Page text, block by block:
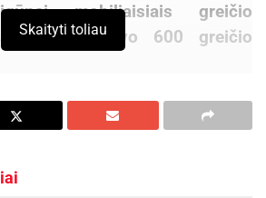
mobiliaisiais greičio
užfiksavo 600 greičio
14.40 val. Kauno r., kelyje
– Šakiai, policinės priemonės
šis reikalavimas sustoti
Skaityti toliau